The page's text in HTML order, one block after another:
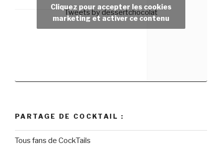
Tweets by dessertchocolat
Cliquez pour accepter les cookies
marketing et activer ce contenu
PARTAGE DE COCKTAIL :
Tous fans de CockTails